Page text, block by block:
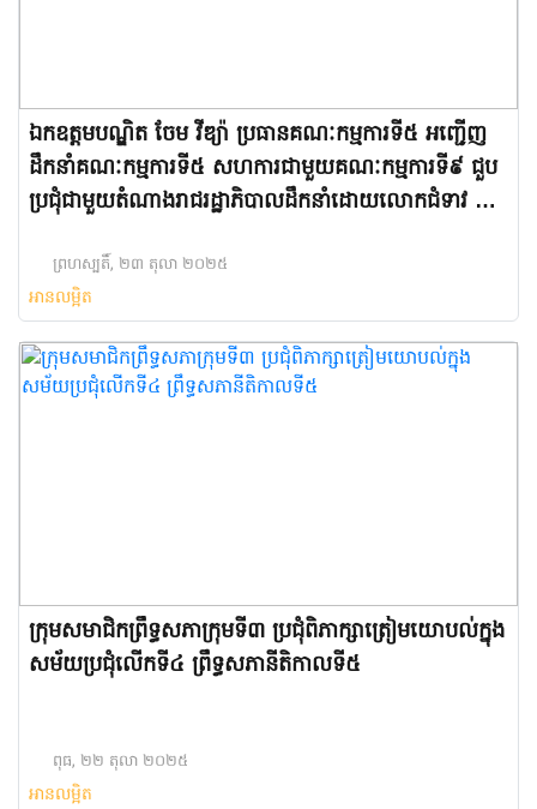
ឯកឧត្តមបណ្ឌិត ចែម វីឌ្យ៉ា ប្រធានគណៈកម្មការទី៥ អញ្ជើញ
ដឹកនាំគណៈកម្មការទី៥ សហការជាមួយគណៈកម្មការទី៩ ជួប
ប្រជុំជាមួយតំណាងរាជរដ្ឋាភិបាលដឹកនាំដោយលោកជំទាវ ចម
ព្រហស្បតិ៍, ២៣ តុលា ២០២៥
អានលម្អិត
ក្រុមសមាជិកព្រឹទ្ធសភាក្រុមទី៣ ប្រជុំពិភាក្សាត្រៀមយោបល់ក្នុង
សម័យប្រជុំលើកទី៤ ព្រឹទ្ធសភានីតិកាលទី៥
ពុធ, ២២ តុលា ២០២៥
អានលម្អិត